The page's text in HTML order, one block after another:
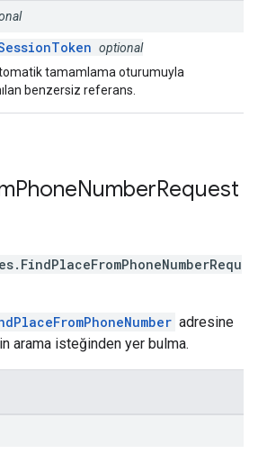
optional
tamamlama oturumuyla
benzersiz referans.
PhoneNumberRequest
. FindPlaceFromPhoneNumberRequ
adresine
arama isteğinden yer bulma.